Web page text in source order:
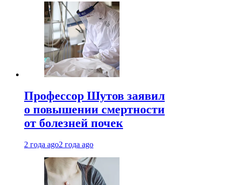
Профессор Шутов заявил
о повышении смертности
от болезней почек
2 года ago2 года ago